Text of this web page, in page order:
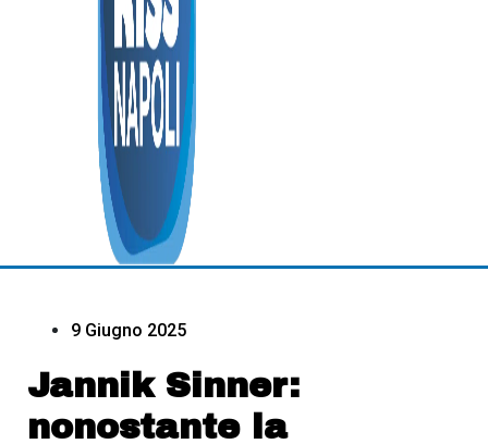
9 Giugno 2025
Jannik Sinner:
nonostante la